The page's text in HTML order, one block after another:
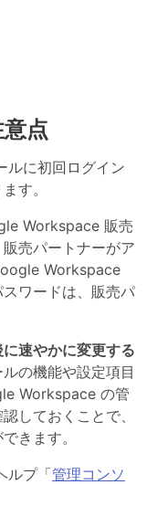
点
に初回ログイン
す。
Workspace 販売
売パートナーがア
Workspace
ワードは、販売パ
速やかに変更する
の機能や設定項目
Workspace の管
しておくことで、
きます。
ルプ「管理コンソ